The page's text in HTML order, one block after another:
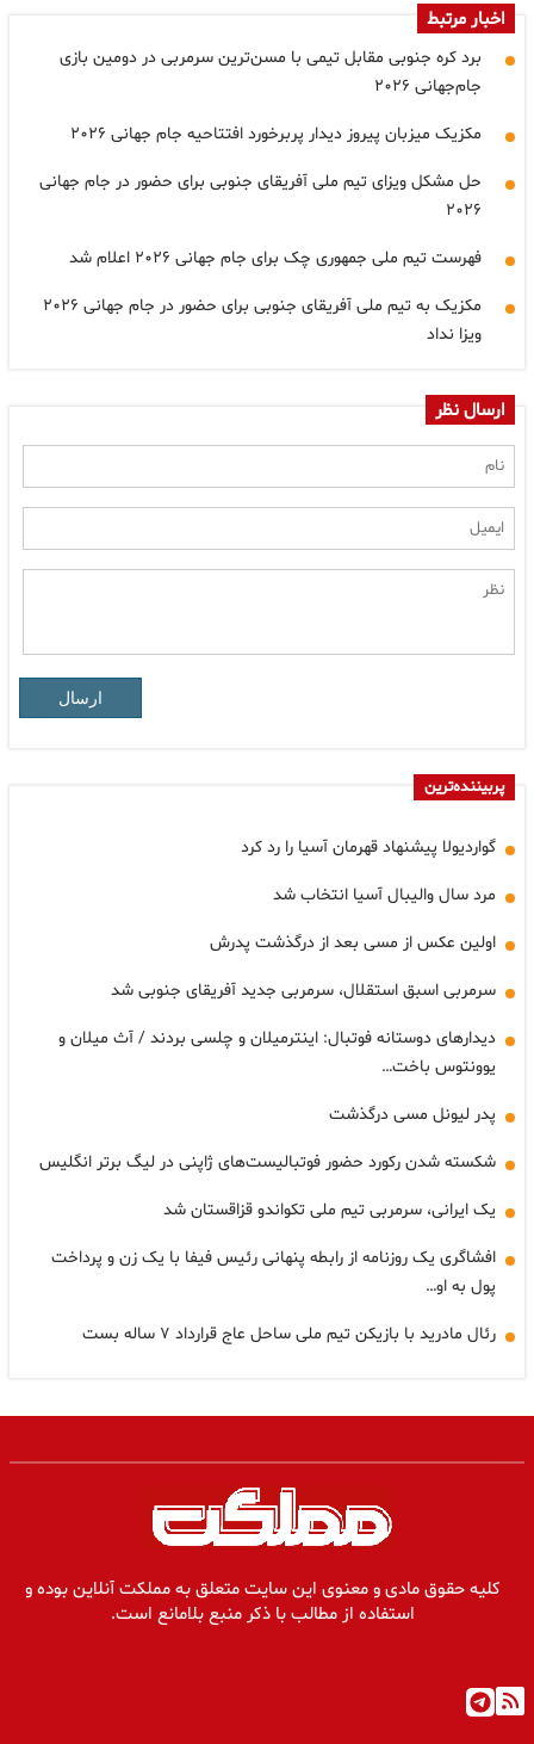
اخبار مرتبط
برد کره جنوبی مقابل تیمی با مسن‌ترین سرمربی در دومین بازی
جام‌جهانی ۲۰۲۶
مکزیک میزبان پیروز دیدار پربرخورد افتتاحیه جام جهانی ۲۰۲۶
حل مشکل ویزای تیم ملی آفریقای جنوبی برای حضور در جام جهانی
۲۰۲۶
فهرست تیم ملی جمهوری چک برای جام جهانی ۲۰۲۶ اعلام شد
مکزیک به تیم ملی آفریقای جنوبی برای حضور در جام جهانی ۲۰۲۶
ویزا نداد
ارسال نظر
ارسال
پربیننده‌ترین
گواردیولا پیشنهاد قهرمان آسیا را رد کرد
مرد سال والیبال آسیا انتخاب شد
اولین عکس از مسی بعد از درگذشت پدرش
سرمربی اسبق استقلال، سرمربی جدید آفریقای جنوبی شد
دیدارهای دوستانه فوتبال: اینترمیلان و چلسی بردند / آث میلان و
یوونتوس باخت…
پدر لیونل مسی درگذشت
شکسته شدن رکورد حضور فوتبالیست‌های ژاپنی در لیگ برتر انگلیس
یک ایرانی، سرمربی تیم ملی تکواندو قزاقستان شد
افشاگری یک روزنامه از رابطه پنهانی رئیس فیفا با یک زن و پرداخت
پول به او…
رئال مادرید با بازیکن تیم ملی ساحل عاج قرارداد ۷ ساله بست
کلیه حقوق مادی و معنوی این سایت متعلق به مملکت آنلاین بوده و
استفاده از مطالب با ذکر منبع بلامانع است.